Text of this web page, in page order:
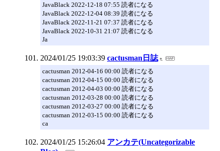
JavaBlack 2022-12-18 07:55 読者になる
JavaBlack 2022-12-04 08:39 読者になる
JavaBlack 2022-11-21 07:37 読者になる
JavaBlack 2022-10-31 21:07 読者になる
Ja
2024/01/25 19:03:39 cactusman日誌
cactusman 2012-04-16 00:00 読者になる
cactusman 2012-04-15 00:00 読者になる
cactusman 2012-04-03 00:00 読者になる
cactusman 2012-03-28 00:00 読者になる
cactusman 2012-03-27 00:00 読者になる
cactusman 2012-03-15 00:00 読者になる
ca
2024/01/25 15:26:04 アンカテ(Uncategorizable